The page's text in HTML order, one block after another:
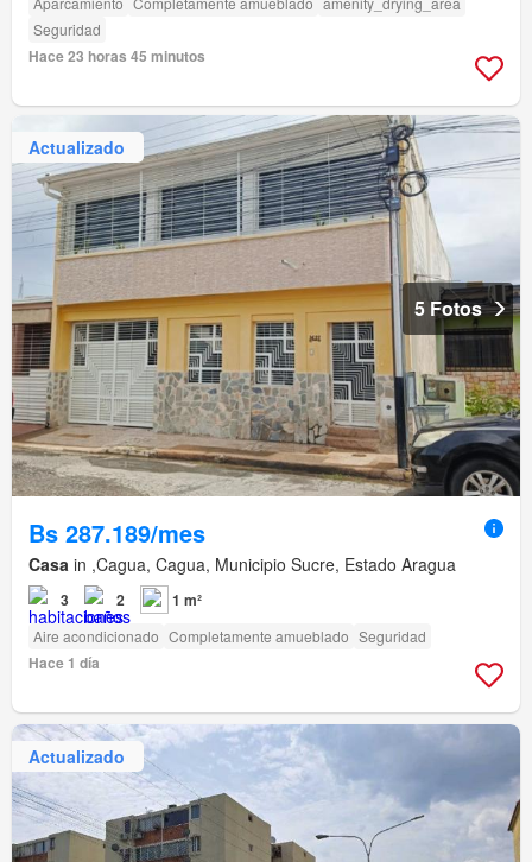
Seguridad
Hace 23 horas 45 minutos
Actualizado
5 Fotos
Bs 287.189/mes
Casa in ,Cagua, Cagua, Municipio Sucre, Estado Aragua
3 2 1 m²
Aire acondicionado Completamente amueblado Seguridad
Hace 1 día
Actualizado